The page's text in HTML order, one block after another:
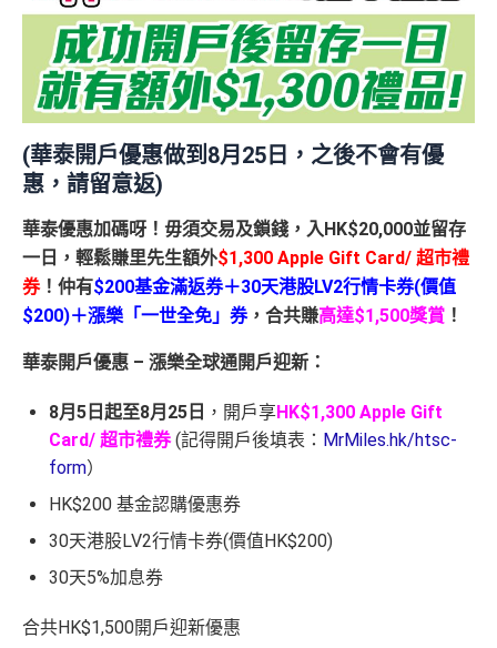
(華泰開戶優惠做到8月25日，之後不會有優
惠，請留意返)
華泰優惠加碼呀！毋須交易及鎖錢，入HK$20,000並留存
一日 ，輕鬆賺里先生額外$1,300 Apple Gift Card/ 超市禮
券！仲有$200基金滿返券＋30天港股LV2行情卡券(價值
$200)＋漲樂「一世全免」券，合共賺高達$1,500獎賞 ！
華泰開戶優惠 – 漲樂全球通開戶迎新：
8月5日起至8月25日 ，開戶享HK$1,300 Apple Gift
Card/ 超市禮券(記得開戶後填表： MrMiles.hk/htsc-
form）
HK$200 基金認購優惠券
30天港股LV2行情卡券(價值HK$200)
30天5%加息券
合共HK$1,500開戶迎新優惠